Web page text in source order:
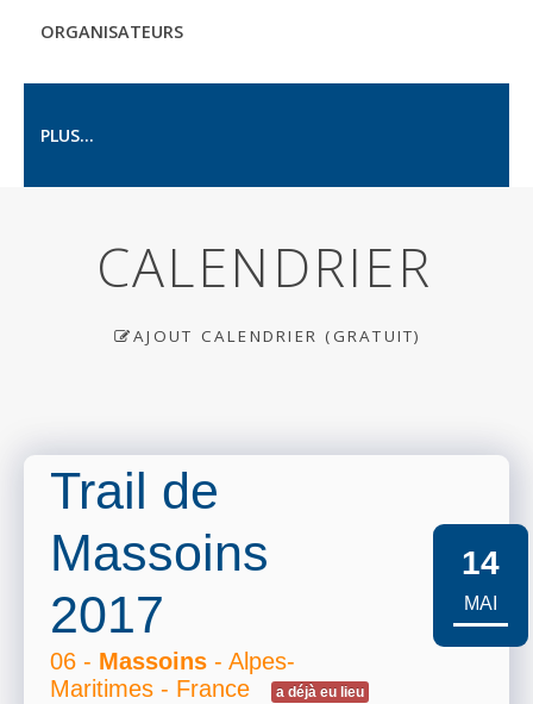
ORGANISATEURS
PLUS...
CALENDRIER
AJOUT CALENDRIER (GRATUIT)
Trail de
Massoins
2017
06 - Massoins - Alpes-
Maritimes - France
a déjà eu lieu
14
MAI